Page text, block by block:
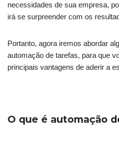
necessidades de sua empresa,
irá se surpreender com os
Portanto, agora iremos abordar
automação de tarefas, para que
principais vantagens de aderir a
O que é automação